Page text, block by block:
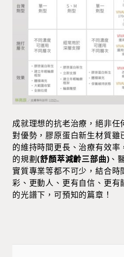
成就理想的抗老治療，絕非
對優勢，膠原蛋白新生材質雖
的維持時間更長、治療有效率
的規劃(舒顏萃減齡三部曲) 、
實質專業等都不可少，結合時
彩、更動人、更有自信、更有
的光譜下，可預知的篇章！